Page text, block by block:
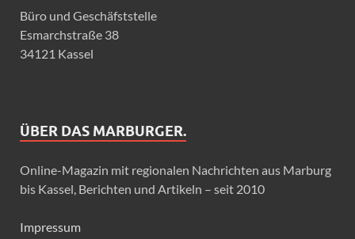
Büro und Geschäfststelle
Esmarchstraße 38
34121 Kassel
ÜBER DAS MARBURGER.
Online-Magazin mit regionalen Nachrichten aus Marburg
bis Kassel, Berichten und Artikeln – seit 2010
Impressum